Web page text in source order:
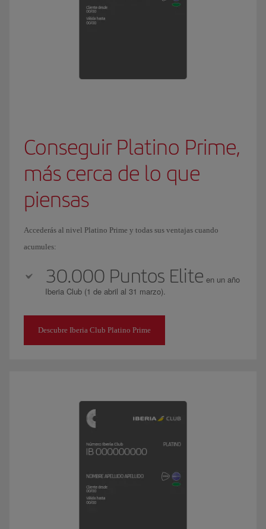
Conseguir Platino Prime,
más cerca de lo que
piensas
Accederás al nivel Platino Prime y todas sus ventajas cuando
acumules:
30.000 Puntos Elite en un año
Iberia Club (1 de abril al 31 marzo).
Descubre Iberia Club Platino Prime